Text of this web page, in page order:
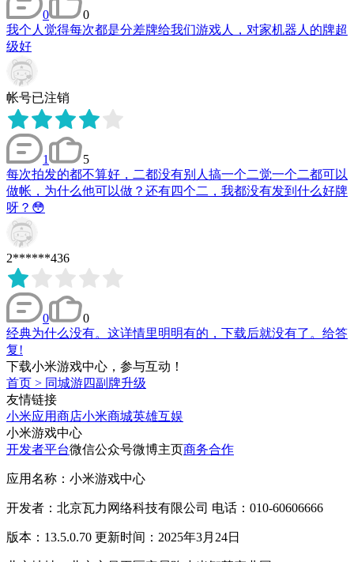
0
0
我个人觉得每次都是分差牌给我们游戏人，对家机器人的牌超
级好
帐号已注销
1
5
每次拍发的都不算好，二都没有别人搞一个二觉一个二都可以
做帐，为什么他可以做？还有四个二，我都没有发到什么好牌
呀？😳
2******436
0
0
经典为什么没有。这详情里明明有的，下载后就没有了。给答
复!
下载小米游戏中心，参与互动！
首页 > 同城游四副牌升级
友情链接
小米应用商店小米商城英雄互娱
小米游戏中心
开发者平台微信公众号微博主页商务合作
应用名称：小米游戏中心
开发者：北京瓦力网络科技有限公司 电话：010-60606666
版本：13.5.0.70 更新时间：2025年3月24日